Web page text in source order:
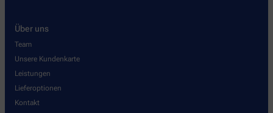
Über uns
Team
Unsere Kundenkarte
Leistungen
Lieferoptionen
Kontakt